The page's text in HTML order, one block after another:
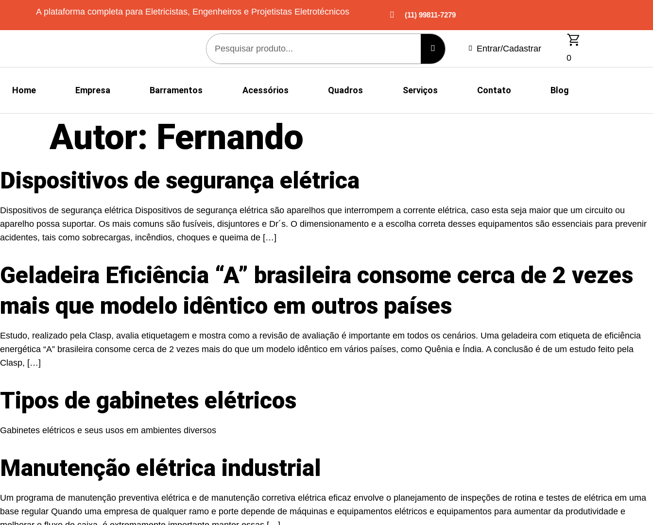
A plataforma completa para Eletricistas, Engenheiros e Projetistas Eletrotécnicos (11) 99811-7279
Entrar/Cadastrar
0
Home Empresa Barramentos Acessórios Quadros Serviços Contato Blog
Autor: Fernando
Dispositivos de segurança elétrica
Dispositivos de segurança elétrica Dispositivos de segurança elétrica são aparelhos que interrompem a corrente elétrica, caso esta seja maior que um circuito ou
aparelho possa suportar. Os mais comuns são fusíveis, disjuntores e Dr´s. O dimensionamento e a escolha correta desses equipamentos são essenciais para prevenir
acidentes, tais como sobrecargas, incêndios, choques e queima de […]
Geladeira Eficiência “A” brasileira consome cerca de 2 vezes
mais que modelo idêntico em outros países
Estudo, realizado pela Clasp, avalia etiquetagem e mostra como a revisão de avaliação é importante em todos os cenários. Uma geladeira com etiqueta de eficiência
energética “A” brasileira consome cerca de 2 vezes mais do que um modelo idêntico em vários países, como Quênia e Índia. A conclusão é de um estudo feito pela
Clasp, […]
Tipos de gabinetes elétricos
Gabinetes elétricos e seus usos em ambientes diversos
Manutenção elétrica industrial
Um programa de manutenção preventiva elétrica e de manutenção corretiva elétrica eficaz envolve o planejamento de inspeções de rotina e testes de elétrica em uma
base regular Quando uma empresa de qualquer ramo e porte depende de máquinas e equipamentos elétricos e equipamentos para aumentar da produtividade e